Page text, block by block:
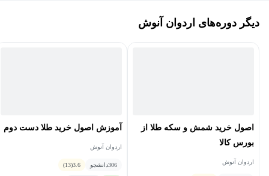
موسس آکادمی جواهرات اردوان آنوش
دیگر دوره‌های اردوان آنوش
اصول خرید شمش و سکه طلا از
بورس کالا
اردوان آنوش
آموزش اصول خرید طلا دست دوم
اردوان آنوش
306دانشجو 3.6
(13)